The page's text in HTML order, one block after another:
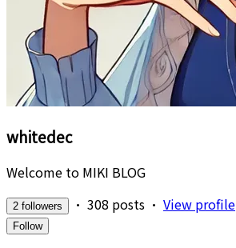
whitedec
Welcome to MIKI BLOG
2 followers • 308 posts • View profile
Follow